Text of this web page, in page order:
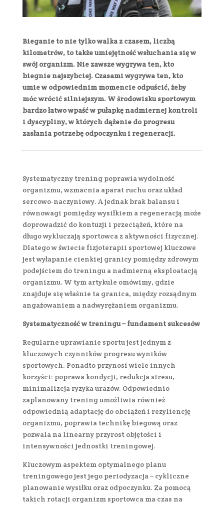
Bieganie to nie tylko walka z czasem, liczbą
kilometrów, to także umiejętność wsłuchania się w
swój organizm. Nie zawsze wygrywa ten, kto
biegnie najszybciej. Czasami wygrywa ten, kto
umie w odpowiednim momencie odpuścić, żeby
móc wrócić silniejszym. W środowisku sportowym
bardzo łatwo wpaść w pułapkę nadmiernej kontroli
i dyscypliny, w których dążenie do progresu
zasłania potrzebę odpoczynku i regeneracji.
Systematyczny trening poprawia wydolność
organizmu, wzmacnia aparat ruchu oraz układ
sercowo-naczyniowy. A jednak brak balansu i
równowagi pomiędzy wysiłkiem a regeneracją może
doprowadzić do kontuzji i przeciążeń, które na
długo wykluczają sportowca z aktywności fizycznej.
Dlatego w świecie fizjoterapii sportowej kluczowe
jest wyłapanie cienkiej granicy pomiędzy zdrowym
podejściem do treningu a nadmierną eksploatacją
organizmu. W tym artykule omówimy, gdzie
znajduje się właśnie ta granica, między rozsądnym
angażowaniem a nadwyrężaniem organizmu.
Systematyczność w treningu – fundament sukcesów
Regularne uprawianie sportu jest jednym z
kluczowych czynników progresu wyników
sportowych. Ponadto przynosi wiele innych
korzyści: poprawa kondycji, redukcja stresu,
minimalizcja ryzyka urazów. Odpowiednio
zaplanowany trening umożliwia również
odpowiednią adaptację do obciążeń i rezyliencję
organizmu, poprawia technikę biegową oraz
pozwala na linearny przyrost objętości i
intensywności jednostki treningowej.
Kluczowym aspektem optymalnego planu
treningowego jest jego periodyzacja – cykliczne
planowanie wysiłku oraz odpoczynku. Za pomocą
takich rotacji organizm sportowca ma czas na